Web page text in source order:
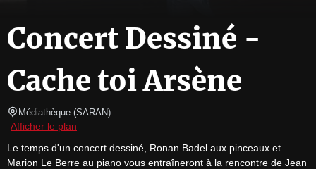
Concert Dessiné -
Cache toi Arsène
Médiathèque (SARAN)
Afficher le plan
Le temps d'un concert dessiné, Ronan Badel aux pinceaux et
Marion Le Berre au piano vous entraîneront à la rencontre de Jean